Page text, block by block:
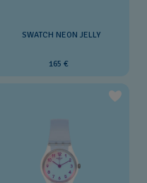
SWATCH NEON JELLY
165 €